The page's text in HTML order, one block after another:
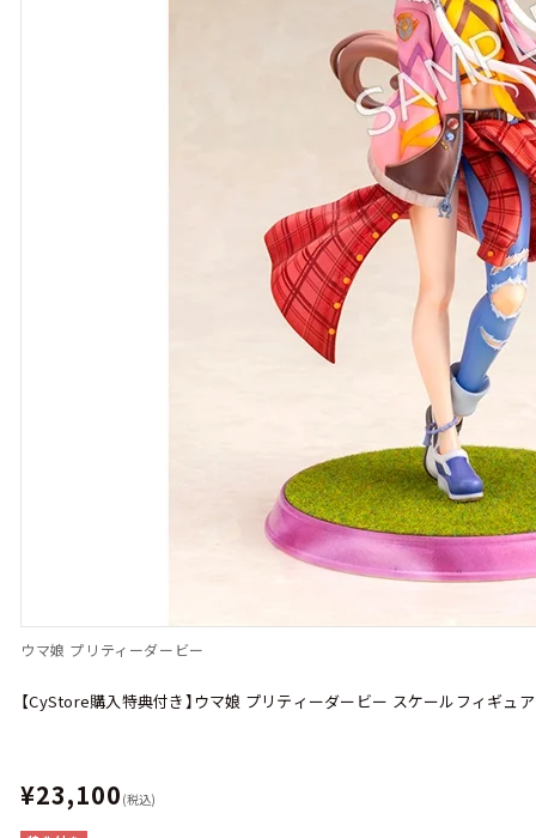
ウマ娘 プリティーダービー
【CyStore購入特典付き】ウマ娘 プリティーダービー スケールフィギュ
¥23,100 (税込)